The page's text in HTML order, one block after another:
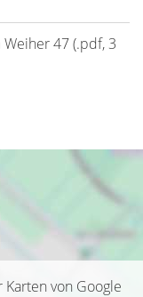
47 (.pdf, 3
von Google